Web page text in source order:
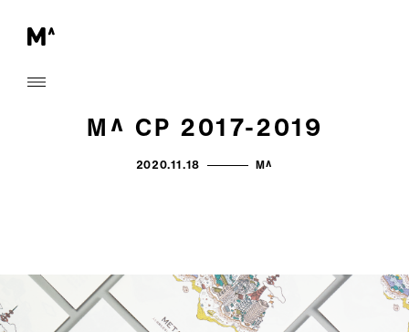
M^ CP 2017-2019
2020.11.18 M^